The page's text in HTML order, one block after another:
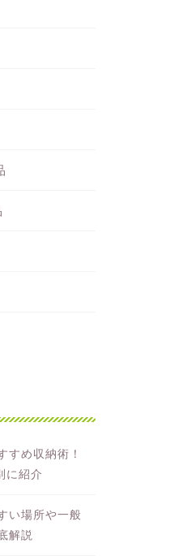
すめ収納術！
に紹介
い場所や一般
解説